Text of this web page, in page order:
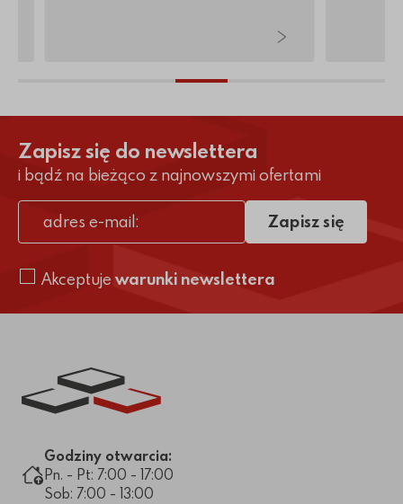
Zapisz się do newslettera
i bądź na bieżąco z najnowszymi ofertami
adres e-mail
Akceptuje warunki newslettera
Zapisz się
Link do strony głównej
Godziny otwarcia:
Pn. - Pt: 7:00 - 17:00
Sob: 7:00 - 13:00